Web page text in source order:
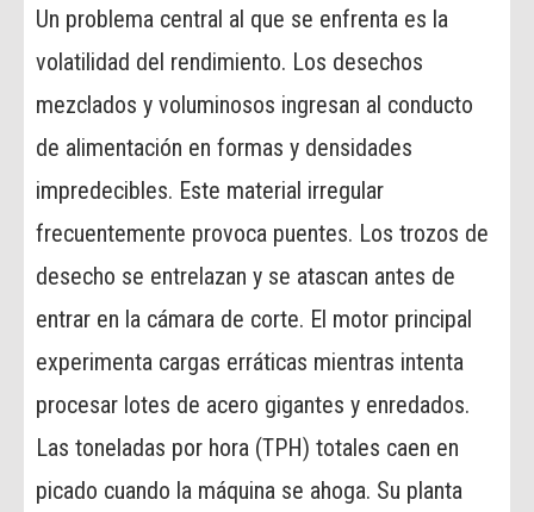
Un problema central al que se enfrenta es la
volatilidad del rendimiento. Los desechos
mezclados y voluminosos ingresan al conducto
de alimentación en formas y densidades
impredecibles. Este material irregular
frecuentemente provoca puentes. Los trozos de
desecho se entrelazan y se atascan antes de
entrar en la cámara de corte. El motor principal
experimenta cargas erráticas mientras intenta
procesar lotes de acero gigantes y enredados.
Las toneladas por hora (TPH) totales caen en
picado cuando la máquina se ahoga. Su planta